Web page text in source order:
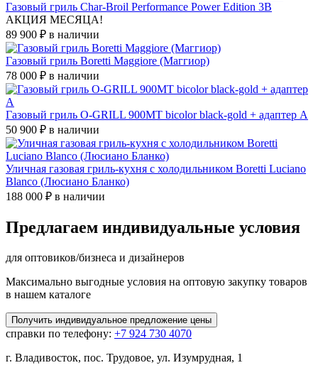
Газовый гриль Char-Broil Performance Power Edition 3B
АКЦИЯ МЕСЯЦА!
89 900 ₽ в наличии
Газовый гриль Boretti Maggiore (Маггиор)
78 000 ₽ в наличии
Газовый гриль O-GRILL 900MT bicolor black-gold + адаптер А
50 900 ₽ в наличии
Уличная газовая гриль-кухня с холодильником Boretti Luciano
Blanco (Люсиано Бланко)
188 000 ₽ в наличии
Предлагаем индивидуальные условия
для оптовиков/бизнеса и дизайнеров
Максимально выгодные условия на оптовую закупку товаров
в нашем каталоге
Получить индивидуальное предложение цены
справки по телефону: +7 924 730 4070
г. Владивосток, пос. Трудовое, ул. Изумрудная, 1